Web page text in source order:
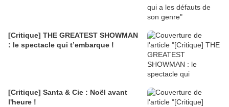
[Critique] THE GREATEST SHOWMAN
: le spectacle qui t’embarque !
[Critique] Santa & Cie : Noël avant
l'heure !